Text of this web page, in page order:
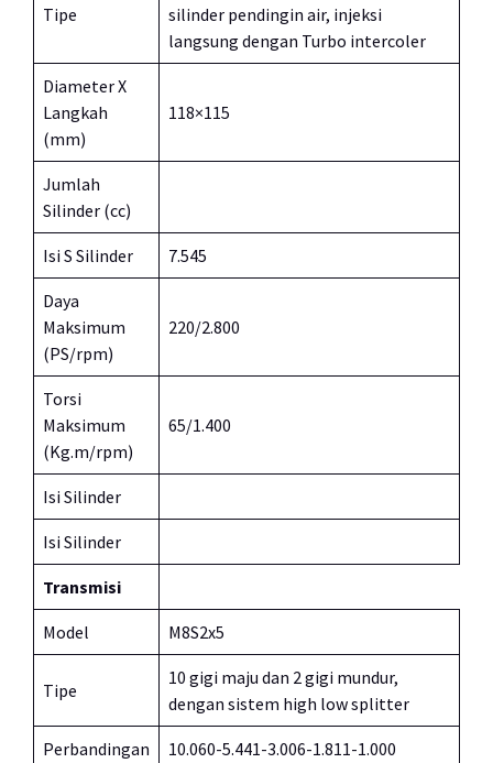
Tipe
silinder pendingin air, injeksi
langsung dengan Turbo intercoler
Diameter X
Langkah
(mm)
118×115
Jumlah
Silinder (cc)
Isi S Silinder 7.545
Daya
Maksimum
(PS/rpm)
220/2.800
Torsi
Maksimum
(Kg.m/rpm)
65/1.400
Isi Silinder
Isi Silinder
Transmisi
Model M8S2x5
Tipe
10 gigi maju dan 2 gigi mundur,
dengan sistem high low splitter
Perbandingan 10.060-5.441-3.006-1.811-1.000